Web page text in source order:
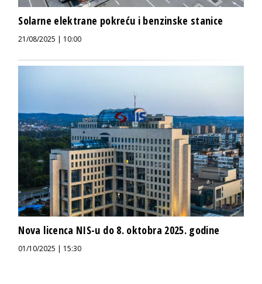
Solarne elektrane pokreću i benzinske stanice
21/08/2025 | 10:00
Nova licenca NIS-u do 8. oktobra 2025. godine
01/10/2025 | 15:30